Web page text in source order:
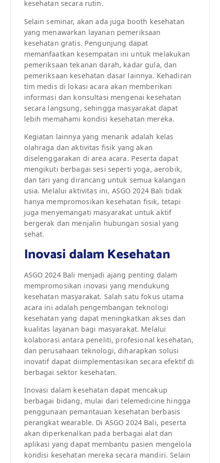
kesehatan secara rutin.
Selain seminar, akan ada juga booth kesehatan
yang menawarkan layanan pemeriksaan
kesehatan gratis. Pengunjung dapat
memanfaatkan kesempatan ini untuk melakukan
pemeriksaan tekanan darah, kadar gula, dan
pemeriksaan kesehatan dasar lainnya. Kehadiran
tim medis di lokasi acara akan memberikan
informasi dan konsultasi mengenai kesehatan
secara langsung, sehingga masyarakat dapat
lebih memahami kondisi kesehatan mereka.
Kegiatan lainnya yang menarik adalah kelas
olahraga dan aktivitas fisik yang akan
diselenggarakan di area acara. Peserta dapat
mengikuti berbagai sesi seperti yoga, aerobik,
dan tari yang dirancang untuk semua kalangan
usia. Melalui aktivitas ini, ASGO 2024 Bali tidak
hanya mempromosikan kesehatan fisik, tetapi
juga menyemangati masyarakat untuk aktif
bergerak dan menjalin hubungan sosial yang
sehat.
Inovasi dalam Kesehatan
ASGO 2024 Bali menjadi ajang penting dalam
mempromosikan inovasi yang mendukung
kesehatan masyarakat. Salah satu fokus utama
acara ini adalah pengembangan teknologi
kesehatan yang dapat meningkatkan akses dan
kualitas layanan bagi masyarakat. Melalui
kolaborasi antara peneliti, profesional kesehatan,
dan perusahaan teknologi, diharapkan solusi
inovatif dapat diimplementasikan secara efektif di
berbagai sektor kesehatan.
Inovasi dalam kesehatan dapat mencakup
berbagai bidang, mulai dari telemedicine hingga
penggunaan pemantauan kesehatan berbasis
perangkat wearable. Di ASGO 2024 Bali, peserta
akan diperkenalkan pada berbagai alat dan
aplikasi yang dapat membantu pasien mengelola
kondisi kesehatan mereka secara mandiri. Selain